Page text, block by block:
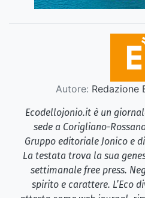
Autore: Redazione
Ecodellojonio.it è un
sede a Corigliano-
Gruppo editoriale Jonico e
La testata trova la sua
settimanale free press.
spirito e carattere. L’Eco